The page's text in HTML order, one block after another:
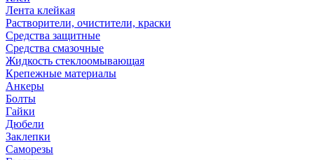
Лента клейкая
Растворители, очистители, краски
Средства защитные
Средства смазочные
Жидкость стеклоомывающая
Крепежные материалы
Анкеры
Болты
Гайки
Дюбели
Заклепки
Саморезы